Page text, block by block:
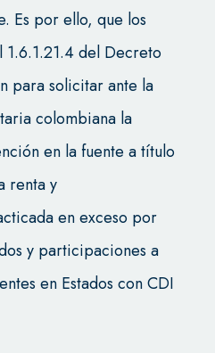
Es por ello, que los
1.6.1.21.4 del Decreto
para solicitar ante la
colombiana la
en la fuente a título
renta y
en exceso por
y participaciones a
en Estados con CDI